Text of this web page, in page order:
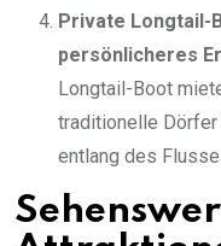
Private Longtail-
persönlicheres
Longtail-Boot
traditionelle Dörfer
entlang des